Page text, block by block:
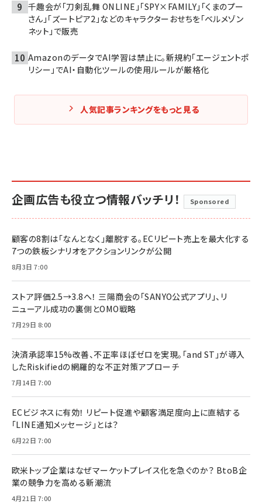
千趣会が「刀剣乱舞 ONLINE」「SPY×FAMILY」「くまのプー
さん」「ズートピア2」などのキャラクターおせちを「ベルメゾン
ネット」で販売
AmazonのデータでAI学習は禁止に。新規約「エージェントポ
リシー」でAI・自動化ツールの使用ルールが厳格化
人気記事ランキングをもっと見る
企画広告も役立つ情報バッチリ！ Sponsored
顧客の8割は「なんとなく」離脱する。ECリピート売上を最大化する
7つの鉄板シナリオをアクションリンクが公開
8月3日 7:00
ストア評価2.5→3.8へ！ 三陽商会の「SANYO公式アプリ」、リ
ニューアル成功の裏側とOMO戦略
7月29日 8:00
決済承認率15%改善、不正率ほぼゼロを実現。「and ST」が導入
したRiskifiedの網羅的な不正対策アプローチ
7月14日 7:00
ECビジネスに有効！ リピート促進や顧客満足度向上に直結する
「LINE通知メッセージ」とは？
6月22日 7:00
欧米トップ企業はなぜマーケットプレイス化を急ぐのか？ BtoB企
業の競争力を高める新潮流
4月21日 7:00